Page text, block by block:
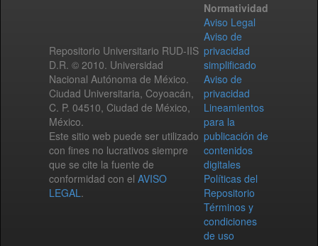
Repositorio Universitario RUD-IIS
D.R. © 2010. Universidad
Nacional Autónoma de México.
Ciudad Universitaria, Coyoacán,
C. P. 04510, Ciudad de México,
México.
Este sitio web puede ser utilizado
con fines no lucrativos siempre
que se cite la fuente de
conformidad con el AVISO
LEGAL.
Normatividad
Aviso Legal
Aviso de
privacidad
simplificado
Aviso de
privacidad
Lineamientos
para la
publicación de
contenidos
digitales
Políticas del
Repositorio
Términos y
condiciones
de uso